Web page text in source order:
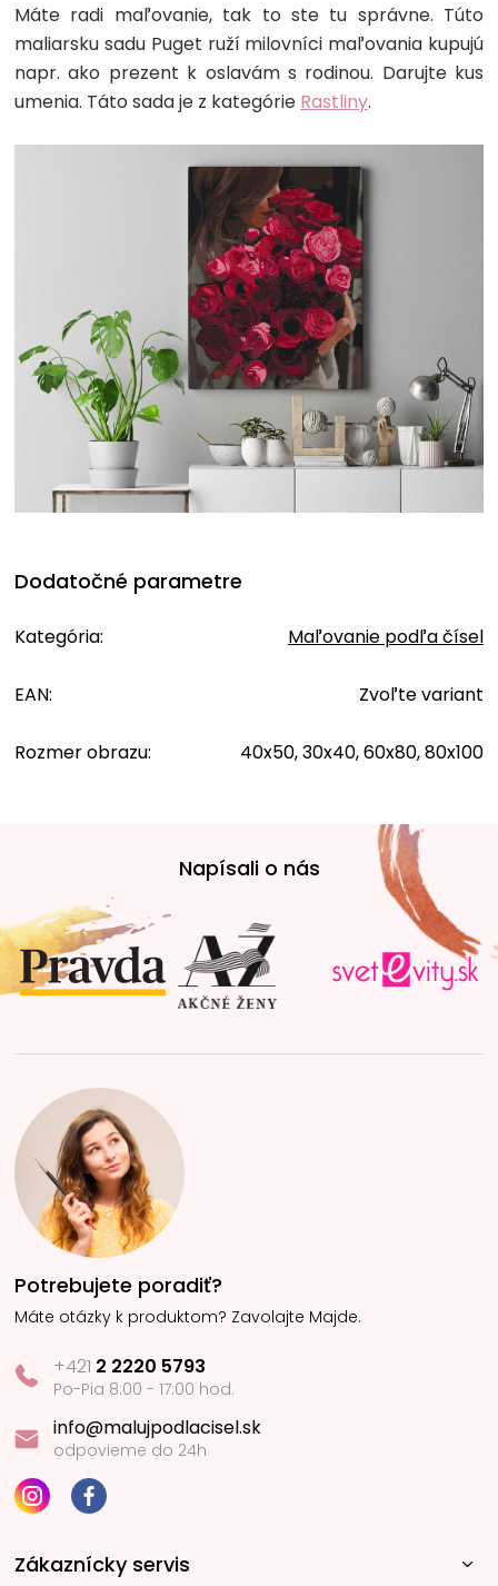
Máte radi maľovanie, tak to ste tu správne. Túto
maliarsku sadu Puget ruží milovníci maľovania kupujú
napr. ako prezent k oslavám s rodinou. Darujte kus
umenia. Táto sada je z kategórie Rastliny.
Dodatočné parametre
Kategória: Maľovanie podľa čísel
EAN: Zvoľte variant
Rozmer obrazu: 40x50, 30x40, 60x80, 80x100
t
i
e
Napísali o nás
Potrebujete poradiť?
Máte otázky k produktom? Zavolajte Majde.
+421 2 2220 5793
Po-Pia 8:00 - 17:00 hod.
info@malujpodlacisel.sk
odpovieme do 24h
Zákaznícky servis